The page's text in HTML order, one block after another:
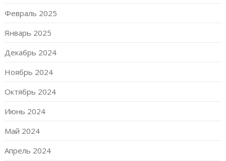
Февраль 2025
Январь 2025
Декабрь 2024
Ноябрь 2024
Октябрь 2024
Июнь 2024
Май 2024
Апрель 2024